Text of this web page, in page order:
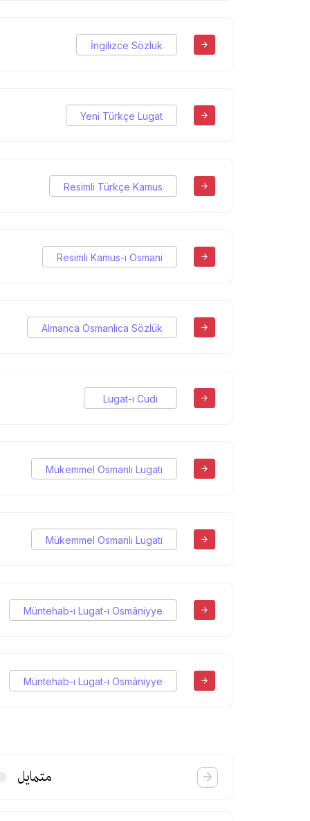
İngilizce Sözlük
Yeni Türkçe Lugat
Resimli Türkçe Kamus
Resimli Kamus-ı Osmani
Almanca Osmanlıca Sözlük
Lugat-ı Cudi
Mükemmel Osmanlı Lugatı
Mükemmel Osmanlı Lugatı
Müntehab-ı Lugat-ı Osmâniyye
Müntehab-ı Lugat-ı Osmâniyye
متمایل